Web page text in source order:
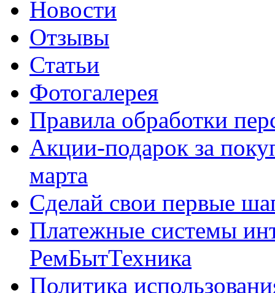
Новости
Отзывы
Статьи
Фотогалерея
Правила обработки
Акции-подарок за
марта
Сделай свои первые
Платежные системы
РемБытТехника
Политика